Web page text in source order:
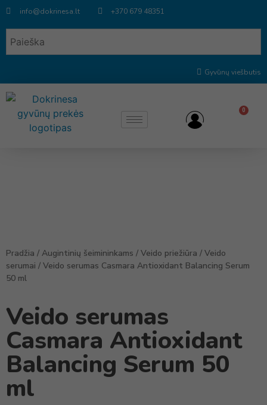
info@dokrinesa.lt +370 679 48351
Gyvūnų viešbutis
0
Pradžia / Augintinių šeimininkams / Veido priežiūra / Veido
serumai / Veido serumas Casmara Antioxidant Balancing Serum
50 ml
Veido serumas
Casmara Antioxidant
Balancing Serum 50
ml